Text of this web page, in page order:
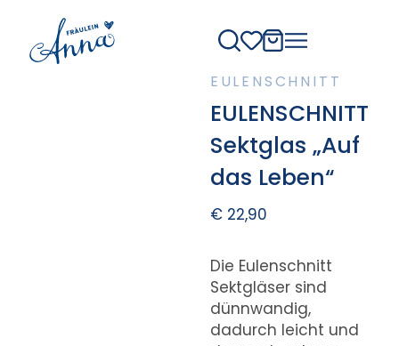
EULENSCHNITT
EULENSCHNITT
Sektglas „Auf
das Leben“
€22,90
Die Eulenschnitt
Sektgläser sind
dünnwandig,
dadurch leicht und